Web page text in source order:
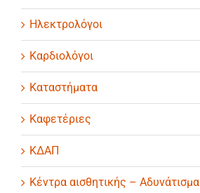
Ηλεκτρολόγοι
Καρδιολόγοι
Καταστήματα
Καφετέριες
ΚΔΑΠ
Κέντρα αισθητικής – Αδυνάτισμα